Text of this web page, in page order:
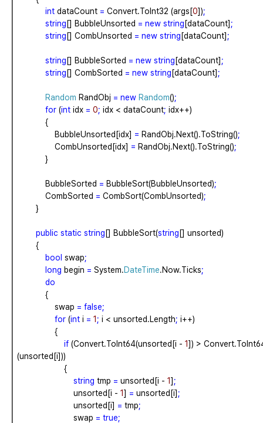
int dataCount = Convert.ToInt32 (args[0]);
string [] BubbleUnsorted = new string [dataCount] ;
string [] CombUnsorted = new string [dataCount] ;
string [] BubbleSorted = new string [dataCount] ;
string [] CombSorted = new string [dataCount] ;
Random RandObj = new Random();
for (int idx = 0; idx < dataCount; idx++)
{
BubbleUnsorted[idx] = RandObj.Next().ToString();
CombUnsorted[idx] = RandObj.Next().ToString();
}
BubbleSorted = BubbleSort(BubbleUnsorted);
CombSorted = CombSort(CombUnsorted);
}
public static string [] BubbleSort(string [] unsorted)
{
bool swap;
long begin = System.DateTime.Now.Ticks;
do
{
swap = false;
for (int i = 1 ; i < unsorted.Length; i++)
{
if (Convert.ToInt64(unsorted[i - 1]) >
(unsorted[i]))
{
string tmp = unsorted[i - 1] ;
unsorted[i - 1] = unsorted[i] ;
unsorted[i] = tmp;
swap = true;